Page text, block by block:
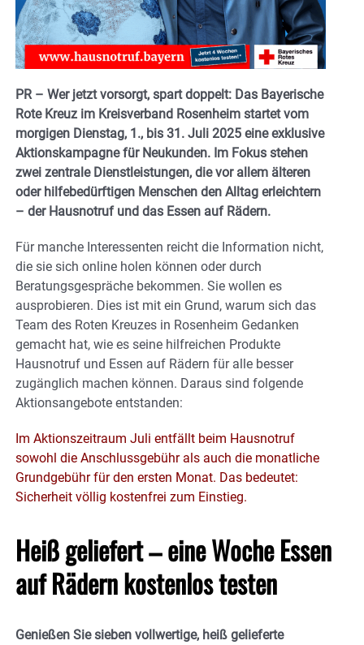
PR – Wer jetzt vorsorgt, spart doppelt: Das Bayerische
Rote Kreuz im Kreisverband Rosenheim startet vom
morgigen Dienstag, 1., bis 31. Juli 2025 eine exklusive
Aktionskampagne für Neukunden. Im Fokus stehen
zwei zentrale Dienstleistungen, die vor allem älteren
oder hilfebedürftigen Menschen den Alltag erleichtern
– der Hausnotruf und das Essen auf Rädern.
Für manche Interessenten reicht die Information nicht,
die sie sich online holen können oder durch
Beratungsgespräche bekommen. Sie wollen es
ausprobieren. Dies ist mit ein Grund, warum sich das
Team des Roten Kreuzes in Rosenheim Gedanken
gemacht hat, wie es seine hilfreichen Produkte
Hausnotruf und Essen auf Rädern für alle besser
zugänglich machen können. Daraus sind folgende
Aktionsangebote entstanden:
Im Aktionszeitraum Juli entfällt beim Hausnotruf
sowohl die Anschlussgebühr als auch die monatliche
Grundgebühr für den ersten Monat. Das bedeutet:
Sicherheit völlig kostenfrei zum Einstieg.
Heiß geliefert – eine Woche Essen
auf Rädern kostenlos testen
Genießen Sie sieben vollwertige, heiß gelieferte